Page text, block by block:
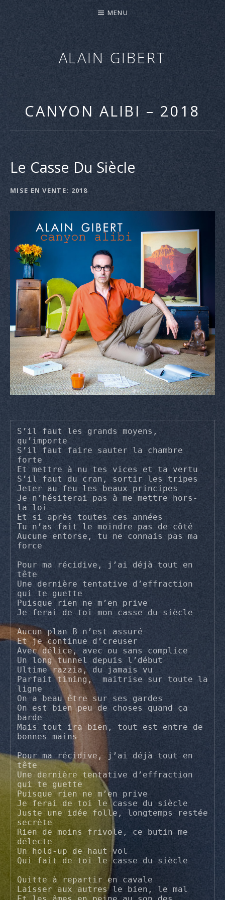
ALAIN GIBERT
"CANYON
NOUVEL
ALBUM
LE
AVRIL
MENU
CANYON ALIBI – 2018
Le Casse Du Siècle
DÉTAILS
DE
L'ALBUM
MISE EN VENTE 2018
S’il faut les grands moyens,
qu’importe
S’il faut faire sauter la chambre
forte
Et mettre à nu tes vices et ta vertu
S’il faut du cran, sortir les tripes
Jeter au feu les beaux principes
Je n’hésiterai pas à me mettre hors-
la-loi
Et si après toutes ces années
Tu n’as fait le moindre pas de côté
Aucune entorse, tu ne connais pas ma
force
Pour ma récidive, j’ai déjà tout en
tête
Une dernière tentative d’effraction
qui te guette
Puisque rien ne m’en prive
Je ferai de toi mon casse du siècle
Aucun plan B n’est assuré
Et je continue d’creuser
Avec délice, avec ou sans complice
Un long tunnel depuis l’début
Ultime razzia, du jamais vu
Parfait timing,  maitrise sur toute la
ligne
On a beau être sur ses gardes
On est bien peu de choses quand ça
barde
Mais tout ira bien, tout est entre de
bonnes mains
Pour ma récidive, j’ai déjà tout en
tête
Une dernière tentative d’effraction
qui te guette
Puisque rien ne m’en prive
Je ferai de toi le casse du siècle
Juste une idée folle, longtemps restée
secrète
Rien de moins frivole, ce butin me
délecte
Un hold-up de haut vol
Qui fait de toi le casse du siècle
Quitte à repartir en cavale
Laisser aux autres le bien, le mal